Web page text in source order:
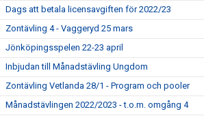
Dags att betala licensavgiften för 2022/23
Zontävling 4 - Vaggeryd 25 mars
Jönköpingsspelen 22-23 april
Inbjudan till Månadstävling Ungdom
Zontävling Vetlanda 28/1 - Program och pooler
Månadstävlingen 2022/2023 - t.o.m. omgång 4